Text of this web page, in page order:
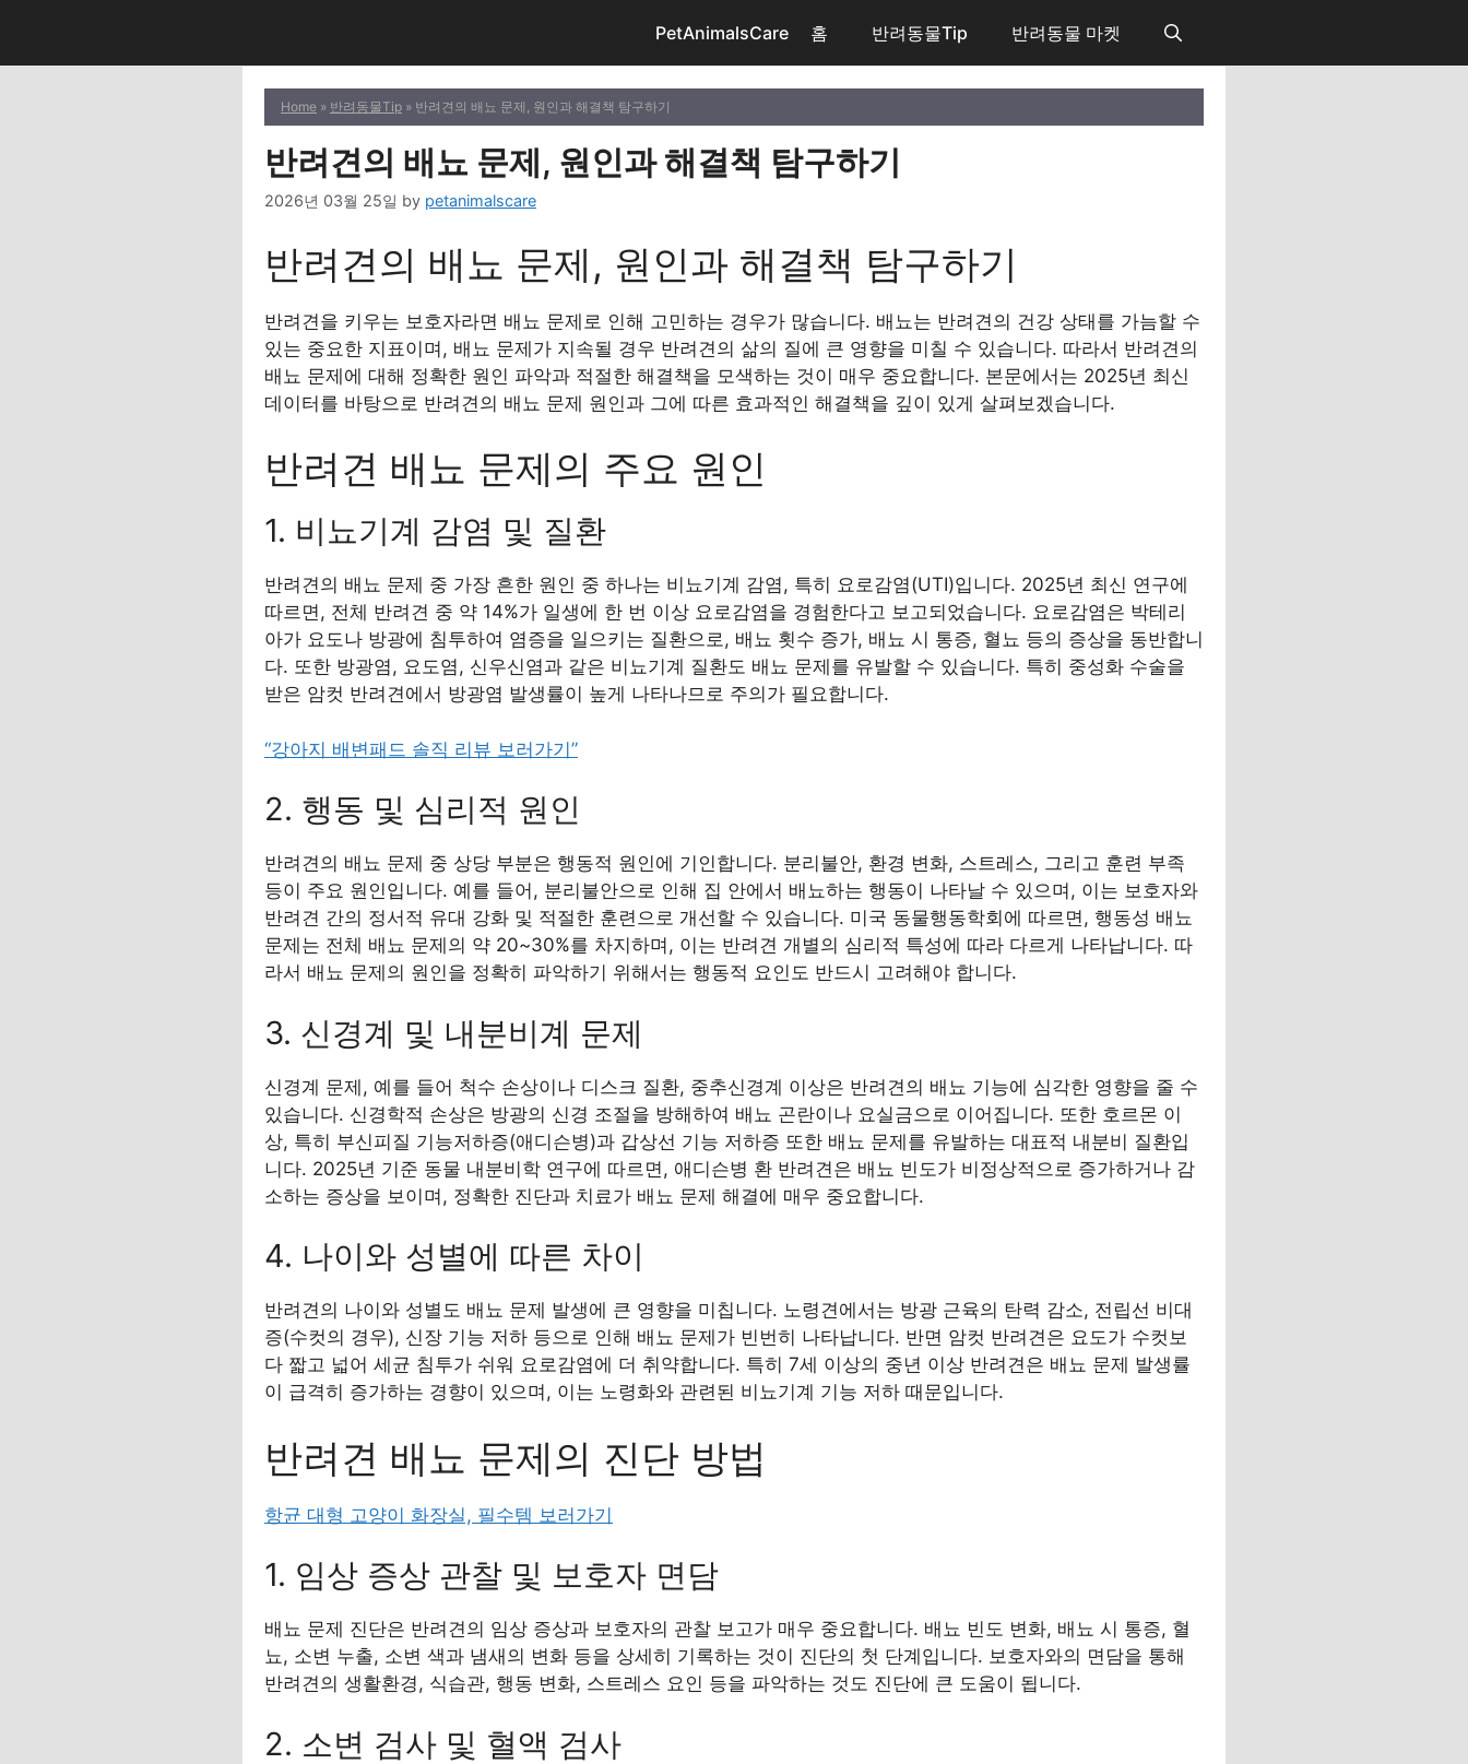
content
PetAnimalsCare 홈 반려동물Tip 반려동물 마켓
Home » 반려동물Tip » 반려견의 배뇨 문제, 원인과 해결책 탐구하기
반려견의 배뇨 문제, 원인과 해결책 탐구하기
2026년 03월 25일 by petanimalscare
반려견의 배뇨 문제, 원인과 해결책 탐구하기
반려견을 키우는 보호자라면 배뇨 문제로 인해 고민하는 경우가 많습니다. 배뇨는 반려견의 건강 상태를 가늠할 수
있는 중요한 지표이며, 배뇨 문제가 지속될 경우 반려견의 삶의 질에 큰 영향을 미칠 수 있습니다. 따라서 반려견의
배뇨 문제에 대해 정확한 원인 파악과 적절한 해결책을 모색하는 것이 매우 중요합니다. 본문에서는 2025년 최신
데이터를 바탕으로 반려견의 배뇨 문제 원인과 그에 따른 효과적인 해결책을 깊이 있게 살펴보겠습니다.
반려견 배뇨 문제의 주요 원인
1. 비뇨기계 감염 및 질환
반려견의 배뇨 문제 중 가장 흔한 원인 중 하나는 비뇨기계 감염, 특히 요로감염(UTI)입니다. 2025년 최신 연구에
따르면, 전체 반려견 중 약 14%가 일생에 한 번 이상 요로감염을 경험한다고 보고되었습니다. 요로감염은 박테리
아가 요도나 방광에 침투하여 염증을 일으키는 질환으로, 배뇨 횟수 증가, 배뇨 시 통증, 혈뇨 등의 증상을 동반합니
다. 또한 방광염, 요도염, 신우신염과 같은 비뇨기계 질환도 배뇨 문제를 유발할 수 있습니다. 특히 중성화 수술을
받은 암컷 반려견에서 방광염 발생률이 높게 나타나므로 주의가 필요합니다.
“강아지 배변패드 솔직 리뷰 보러가기”
2. 행동 및 심리적 원인
반려견의 배뇨 문제 중 상당 부분은 행동적 원인에 기인합니다. 분리불안, 환경 변화, 스트레스, 그리고 훈련 부족
등이 주요 원인입니다. 예를 들어, 분리불안으로 인해 집 안에서 배뇨하는 행동이 나타날 수 있으며, 이는 보호자와
반려견 간의 정서적 유대 강화 및 적절한 훈련으로 개선할 수 있습니다. 미국 동물행동학회에 따르면, 행동성 배뇨
문제는 전체 배뇨 문제의 약 20~30%를 차지하며, 이는 반려견 개별의 심리적 특성에 따라 다르게 나타납니다. 따
라서 배뇨 문제의 원인을 정확히 파악하기 위해서는 행동적 요인도 반드시 고려해야 합니다.
3. 신경계 및 내분비계 문제
신경계 문제, 예를 들어 척수 손상이나 디스크 질환, 중추신경계 이상은 반려견의 배뇨 기능에 심각한 영향을 줄 수
있습니다. 신경학적 손상은 방광의 신경 조절을 방해하여 배뇨 곤란이나 요실금으로 이어집니다. 또한 호르몬 이
상, 특히 부신피질 기능저하증(애디슨병)과 갑상선 기능 저하증 또한 배뇨 문제를 유발하는 대표적 내분비 질환입
니다. 2025년 기준 동물 내분비학 연구에 따르면, 애디슨병 환 반려견은 배뇨 빈도가 비정상적으로 증가하거나 감
소하는 증상을 보이며, 정확한 진단과 치료가 배뇨 문제 해결에 매우 중요합니다.
4. 나이와 성별에 따른 차이
반려견의 나이와 성별도 배뇨 문제 발생에 큰 영향을 미칩니다. 노령견에서는 방광 근육의 탄력 감소, 전립선 비대
증(수컷의 경우), 신장 기능 저하 등으로 인해 배뇨 문제가 빈번히 나타납니다. 반면 암컷 반려견은 요도가 수컷보
다 짧고 넓어 세균 침투가 쉬워 요로감염에 더 취약합니다. 특히 7세 이상의 중년 이상 반려견은 배뇨 문제 발생률
이 급격히 증가하는 경향이 있으며, 이는 노령화와 관련된 비뇨기계 기능 저하 때문입니다.
반려견 배뇨 문제의 진단 방법
항균 대형 고양이 화장실, 필수템 보러가기
1. 임상 증상 관찰 및 보호자 면담
배뇨 문제 진단은 반려견의 임상 증상과 보호자의 관찰 보고가 매우 중요합니다. 배뇨 빈도 변화, 배뇨 시 통증, 혈
뇨, 소변 누출, 소변 색과 냄새의 변화 등을 상세히 기록하는 것이 진단의 첫 단계입니다. 보호자와의 면담을 통해
반려견의 생활환경, 식습관, 행동 변화, 스트레스 요인 등을 파악하는 것도 진단에 큰 도움이 됩니다.
2. 소변 검사 및 혈액 검사